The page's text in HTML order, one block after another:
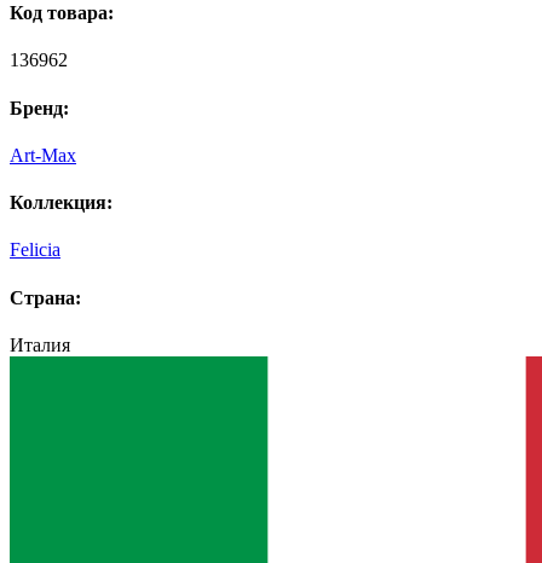
Код товара:
136962
Бренд:
Art-Max
Коллекция:
Felicia
Страна:
Италия